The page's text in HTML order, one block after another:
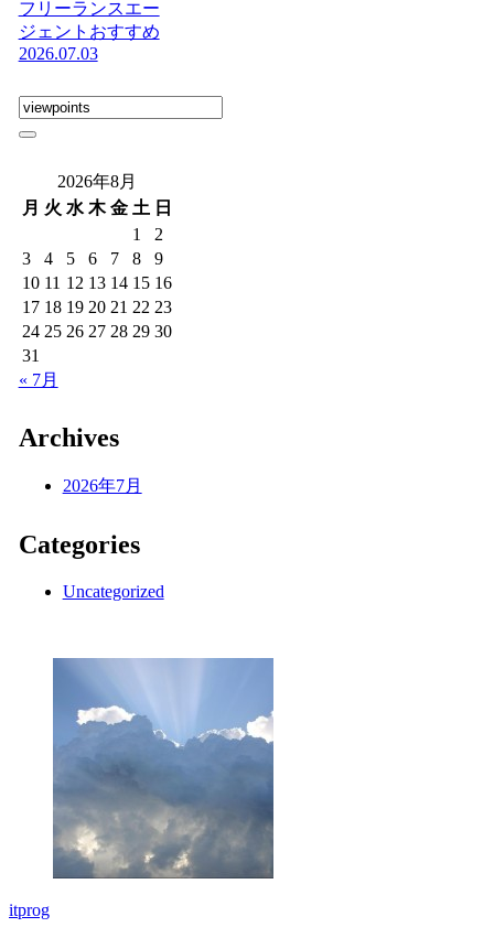
フリーランスエー
ジェントおすすめ
2026.07.03
2026年8月
月 火 水 木 金 土 日
1
2
3
4 5 6 7 8
9
10 11 12 13 14 15 16
17 18 19 20 21 22 23
24 25 26 27 28 29 30
31
« 7月
Archives
2026年7月
Categories
Uncategorized
itprog